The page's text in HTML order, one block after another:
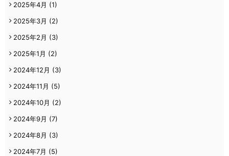
2025年4月 (1)
2025年3月 (2)
2025年2月 (3)
2025年1月 (2)
2024年12月 (3)
2024年11月 (5)
2024年10月 (2)
2024年9月 (7)
2024年8月 (3)
2024年7月 (5)